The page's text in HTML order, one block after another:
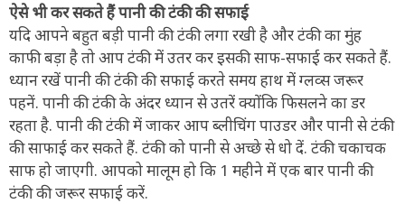
ऐसे भी कर सकते हैं पानी की टंकी की सफाई
यदि आपने बहुत बड़ी पानी की टंकी लगा रखी है और टंकी का मुंह
काफी बड़ा है तो आप टंकी में उतर कर इसकी साफ-सफाई कर सकते हैं.
ध्यान रखें पानी की टंकी की सफाई करते समय हाथ में ग्लव्स जरूर
पहनें. पानी की टंकी के अंदर ध्यान से उतरें क्योंकि फिसलने का डर
रहता है. पानी की टंकी में जाकर आप ब्लीचिंग पाउडर और पानी से टंकी
की साफाई कर सकते हैं. टंकी को पानी से अच्छे से धो दें. टंकी चकाचक
साफ हो जाएगी. आपको मालूम हो कि 1 महीने में एक बार पानी की
टंकी की जरूर सफाई करें.